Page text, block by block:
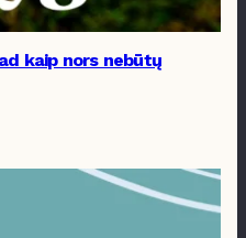
kaip nors nebūtų